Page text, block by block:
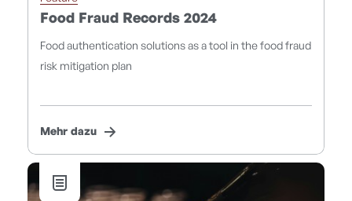
Food Fraud Records 2024
Food authentication solutions as a tool in the food fraud
risk mitigation plan
Mehr dazu